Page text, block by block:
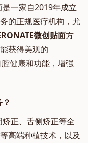
一家自2019年成立
的正规医疗机构，尤
微创贴面方
获得美观的
腔健康和功能，增强
正、舌侧矫正等全
高端种植技术，以及